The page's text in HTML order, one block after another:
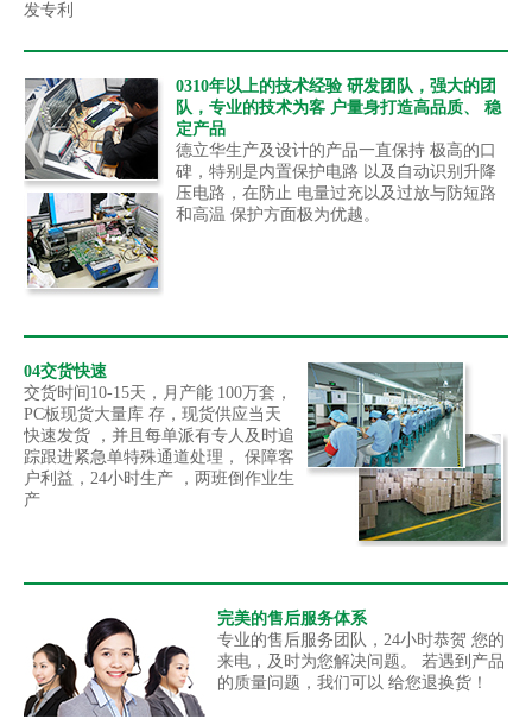
发专利
0310年以上的技术经验 研发团队，强大的团
队，专业的技术为客 户量身打造高品质、 稳
定产品
德立华生产及设计的产品一直保持 极高的口
碑，特别是内置保护电路 以及自动识别升降
压电路，在防止 电量过充以及过放与防短路
和高温 保护方面极为优越。
04交货快速
交货时间10-15天，月产能 100万套，
PC板现货大量库 存，现货供应当天
快速发货 ，并且每单派有专人及时追
踪跟进紧急单特殊通道处理， 保障客
户利益，24小时生产 ，两班倒作业生
产
完美的售后服务体系
专业的售后服务团队，24小时恭贺 您的
来电，及时为您解决问题。 若遇到产品
的质量问题，我们可以 给您退换货！